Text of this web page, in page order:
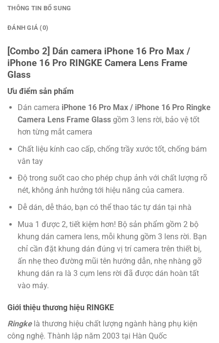
THÔNG TIN BỔ SUNG
ĐÁNH GIÁ (0)
[Combo 2] Dán camera iPhone 16 Pro Max /
iPhone 16 Pro RINGKE Camera Lens Frame
Glass
Ưu điểm sản phẩm
Dán camera iPhone 16 Pro Max / iPhone 16 Pro Ringke
Camera Lens Frame Glass gồm 3 lens rời, bảo vệ tốt
hơn từng mắt camera
Chất liệu kính cao cấp, chống trầy xước tốt, chống bám
vân tay
Độ trong suốt cao cho phép chụp ảnh với chất lượng rõ
nét, không ảnh hưởng tới hiệu năng của camera.
Dễ dán, dễ tháo, bạn có thể thao tác tự dán tại nhà
Mua 1 được 2, tiết kiệm hơn! Bộ sản phẩm gồm 2 bộ
khung dán camera lens, mỗi khung gồm 3 lens rời. Bạn
chỉ cần đặt khung dán đúng vị trí camera trên thiết bị,
ấn nhẹ theo đường mũi tên hướng dẫn, nhẹ nhàng gỡ
khung dán ra là 3 cụm lens rời đã được dán hoàn tất
vào máy.
Giới thiệu thương hiệu RINGKE
Ringkelà thương hiệu chất lượng ngành hàng phụ kiện
công nghệ. Thành lập năm 2003 tại Hàn Quốc